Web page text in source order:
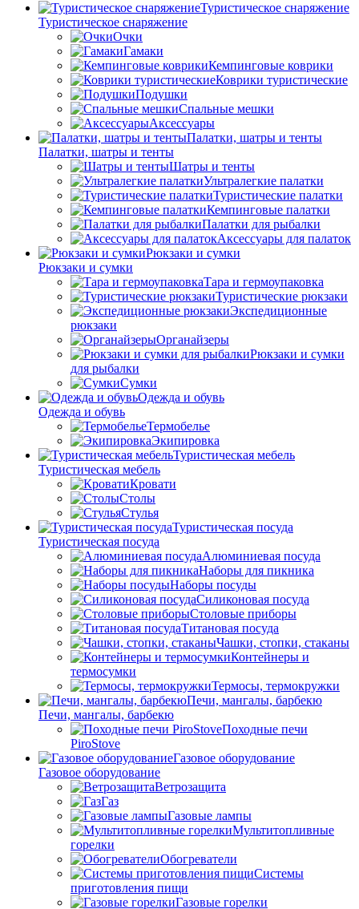
Туристическое снаряжение
Туристическое снаряжение
Очки
Гамаки
Кемпинговые коврики
Коврики туристические
Подушки
Спальные мешки
Аксессуары
Палатки, шатры и тенты
Палатки, шатры и тенты
Шатры и тенты
Ультралегкие палатки
Туристические палатки
Кемпинговые палатки
Палатки для рыбалки
Аксессуары для палаток
Рюкзаки и сумки
Рюкзаки и сумки
Тара и гермоупаковка
Туристические рюкзаки
Экспедиционные
рюкзаки
Органайзеры
Рюкзаки и сумки
для рыбалки
Сумки
Одежда и обувь
Одежда и обувь
Термобелье
Экипировка
Туристическая мебель
Туристическая мебель
Кровати
Столы
Стулья
Туристическая посуда
Туристическая посуда
Алюминиевая посуда
Наборы для пикника
Наборы посуды
Силиконовая посуда
Столовые приборы
Титановая посуда
Чашки, стопки, стаканы
Контейнеры и
термосумки
Термосы, термокружки
Печи, мангалы, барбекю
Печи, мангалы, барбекю
Походные печи
PiroStove
Газовое оборудование
Газовое оборудование
Ветрозащита
Газ
Газовые лампы
Мультитопливные
горелки
Обогреватели
Системы
приготовления пищи
Газовые горелки